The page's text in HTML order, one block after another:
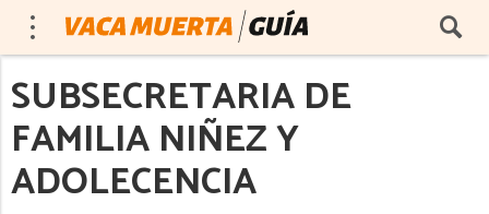
SUBSECRETARIA DE
FAMILIA NIÑEZ Y
ADOLECENCIA